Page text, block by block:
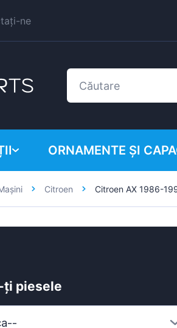
ne
ORNAMENTE ȘI
BMW
Citroen Citroen AX 1986-
ți piesele